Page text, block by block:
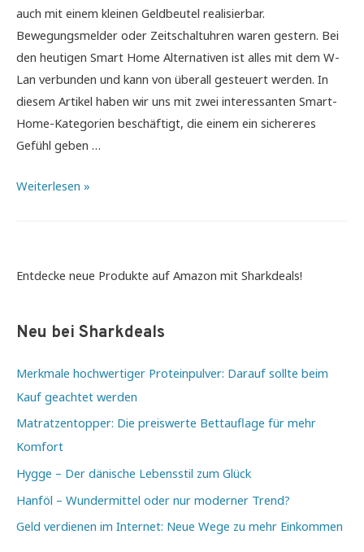
auch mit einem kleinen Geldbeutel realisierbar.
Bewegungsmelder oder Zeitschaltuhren waren gestern. Bei
den heutigen Smart Home Alternativen ist alles mit dem W-
Lan verbunden und kann von überall gesteuert werden. In
diesem Artikel haben wir uns mit zwei interessanten Smart-
Home-Kategorien beschäftigt, die einem ein sichereres
Gefühl geben …
Die
Eigenheim
Home
Weiterlesen »
Entdecke neue Produkte auf Amazon mit Sharkdeals!
Neu bei Sharkdeals
Merkmale hochwertiger Proteinpulver: Darauf sollte beim
Kauf geachtet werden
Matratzentopper: Die preiswerte Bettauflage für mehr
Komfort
Hygge – Der dänische Lebensstil zum Glück
Hanföl – Wundermittel oder nur moderner Trend?
Geld verdienen im Internet: Neue Wege zu mehr Einkommen